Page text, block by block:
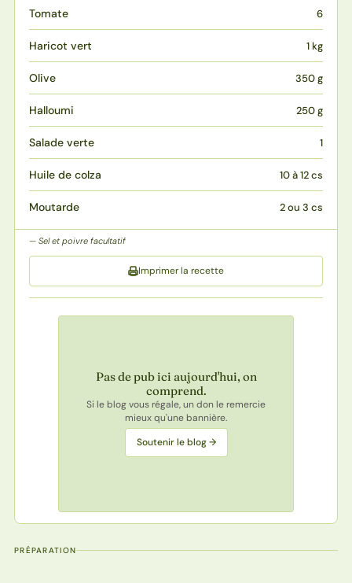
Tomate 6
Haricot vert 1 kg
Olive 350 g
Halloumi 250 g
Salade verte 1
Huile de colza 10 à 12 cs
Moutarde 2 ou 3 cs
Sel et poivre facultatif
Imprimer la recette
Pas de pub ici aujourd'hui, on
comprend.
Si le blog vous régale, un don le remercie
mieux qu'une bannière.
Soutenir le blog →
PRÉPARATION